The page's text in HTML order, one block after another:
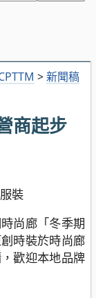
>新聞稿
商起步
裝
尚廊「冬季期
時裝於時尚廊
歡迎本地品牌